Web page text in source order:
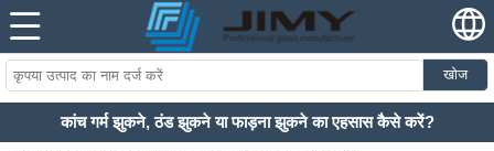
खोज
कांच गर्म झुकने, ठंड झुकने या फाड़ना झुकने का एहसास कैसे करें?